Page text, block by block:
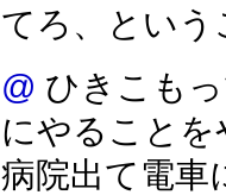
てろ、という
@ ひきこも
にやること
病院出て電車